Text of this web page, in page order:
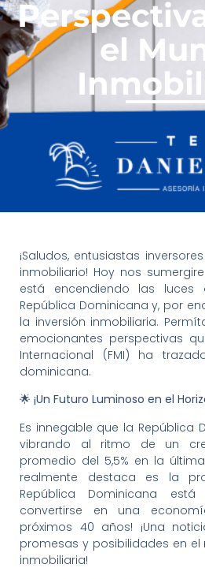
el
¡Saludos, entusiastas
inmobiliario! Hoy nos
está encendiendo las
República Dominicana y, por
la inversión inmobiliaria.
emocionantes perspectivas
Internacional (FMI) ha
dominicana.
🌟 ¡Un Futuro Luminoso en el
Es innegable que la República
vibrando al ritmo de un
promedio del 5,5% en la
realmente destaca es la
República Dominicana
convertirse en una
próximos 40 años! ¡Una
promesas y posibilidades en
inmobiliaria!